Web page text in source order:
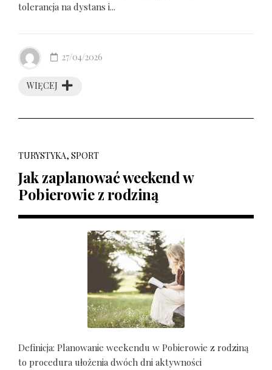
tolerancja na dystans i...
WIĘCEJ
27/04/2026
TURYSTYKA, SPORT
Jak zaplanować weekend w
Pobierowie z rodziną
Definicja: Planowanie weekendu w Pobierowie z rodziną
to procedura ułożenia dwóch dni aktywności